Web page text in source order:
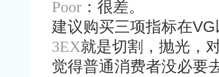
Poor：很差。
建议购买三项指标在VG
3EX就是切割，抛光，
觉得普通消费者没必要